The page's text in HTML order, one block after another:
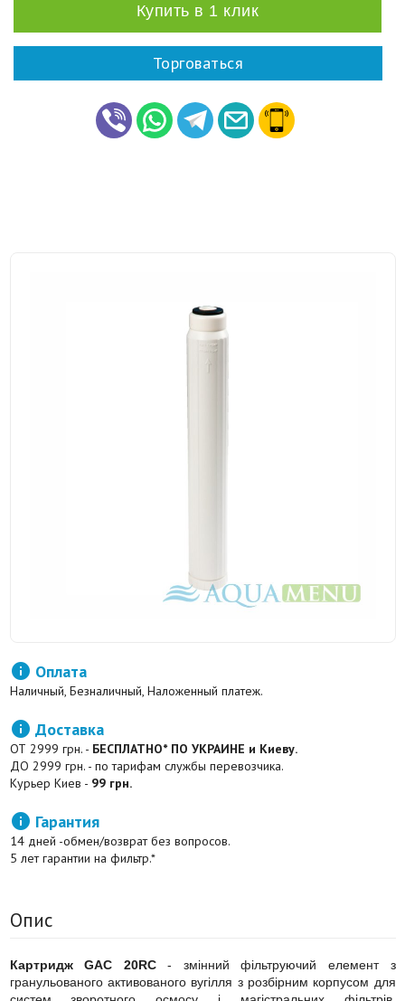
Купить в 1 клик
Торговаться
 Оплата
Наличный, Безналичный, Наложенный платеж.
 Доставка
ОТ 2999 грн. - БЕСПЛАТНО* ПО УКРАИНЕ и Киеву.
ДО 2999 грн. - по тарифам службы перевозчика.
Курьер Киев - 99 грн.
 Гарантия
14 дней -обмен/возврат без вопросов.
5 лет гарантии на фильтр.*
Опис
Картридж GAC 20RC- змінний фільтруючий елемент з
гранульованого активованого вугілля з розбірним корпусом для